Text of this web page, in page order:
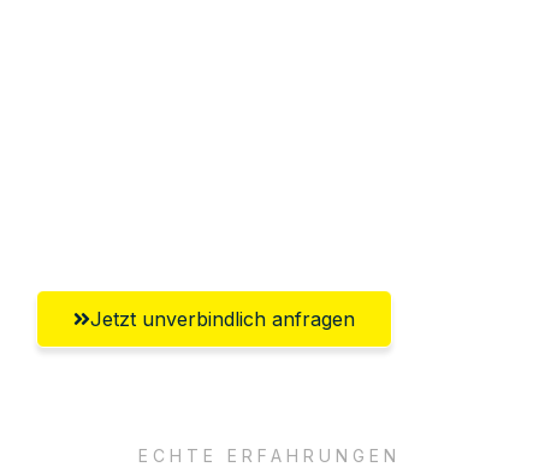
Jetzt unverbindlich anfragen
ECHTE ERFAHRUNGEN